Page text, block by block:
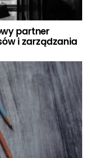
partner
i zarządzania